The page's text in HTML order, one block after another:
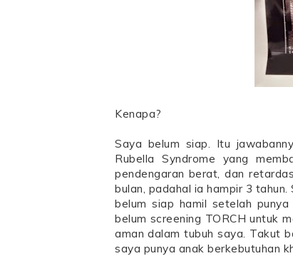
Kenapa?
Saya belum siap. Itu
Rubella Syndrome yang
pendengaran berat, dan
bulan, padahal ia hampir 3
belum siap hamil setelah
belum screening TORCH untuk
aman dalam tubuh saya. Takut
saya punya anak berkebutuhan